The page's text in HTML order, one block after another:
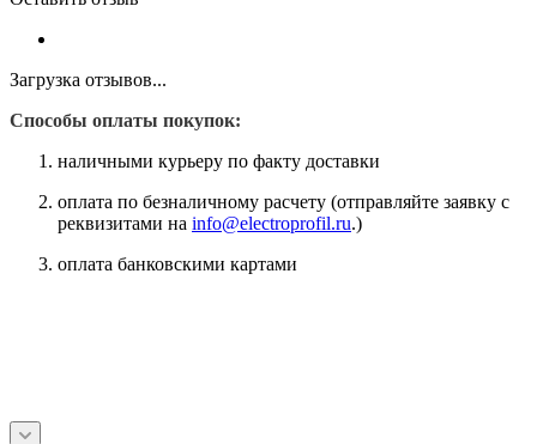
Загрузка отзывов...
Способы оплаты покупок:
наличными курьеру по факту доставки
оплата по безналичному расчету (отправляйте заявку с
реквизитами на info@electroprofil.ru.)
оплата банковскими картами